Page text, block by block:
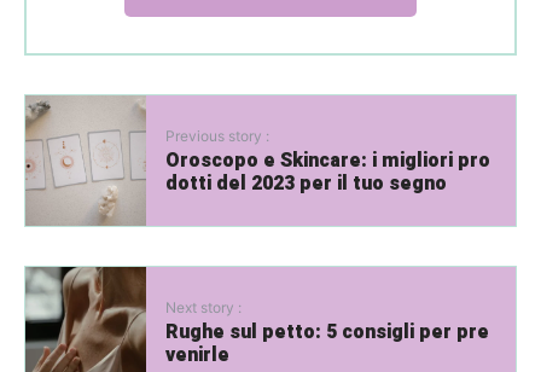
Previous story :
Oroscopo e Skincare: i migliori pro
dotti del 2023 per il tuo segno
Next story :
Rughe sul petto: 5 consigli per pre
venirle